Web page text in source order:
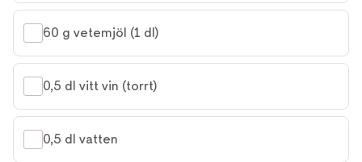
60 g vetemjöl (1 dl)
0,5 dl vitt vin (torrt)
0,5 dl vatten